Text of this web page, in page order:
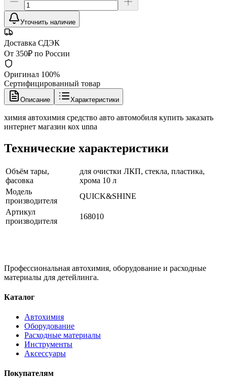
Уточнить наличие
Доставка СДЭК
От 350₽ по России
Оригинал 100%
Сертифицированный товар
Описание Характеристики
химия автохимия средство авто автомобиля купить заказать
интернет магазин кох unna
Технические характеристики
Объём тары,
фасовка
для очистки ЛКП, стекла, пластика,
хрома 10 л
Модель
производителя
QUICK&SHINE
Артикул
производителя
168010
Профессиональная автохимия, оборудование и расходные
материалы для детейлинга.
Каталог
Автохимия
Оборудование
Расходные материалы
Инструменты
Аксессуары
Покупателям